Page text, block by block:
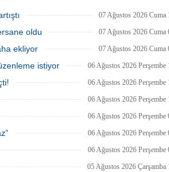
ilk
(P&I)
07 Ağustos 2026 Cuma
oldu 07 Ağustos 2026 Cuma
ekliyor 07 Ağustos 2026 Cuma
istiyor 06 Ağustos 2026 Perşembe
06 Ağustos 2026 Perşembe
06 Ağustos 2026 Perşembe
06 Ağustos 2026 Perşembe
06 Ağustos 2026 Perşembe
06 Ağustos 2026 Perşembe
05 Ağustos 2026 Çarşamba
Alsancak Limanı
açıklaması
Türkiye Varlık Fonu
Sorumlu Genel Müdür
Aziz Murat Uluğ, limanda
imtiyaz devri yapılmadığını
Ege Port Kuşadası
metrelik
işleten Global
kurucusu ve Yönetim
Mehmet Kutman'ın
Port Kuşadası,
hamlesine